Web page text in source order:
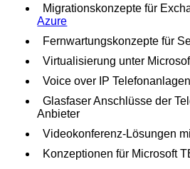
Migrationskonzepte für
Azure
Fernwartungskonzepte für
Virtualisierung unter
Voice over IP
Glasfaser Anschlüsse der
Anbieter
Videokonferenz-Lösungen
Konzeptionen für Microsoft